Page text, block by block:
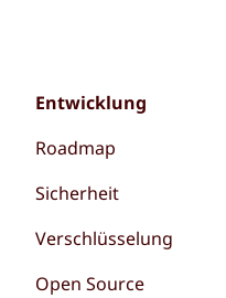
Entwicklung
Roadmap
Sicherheit
Verschlüsselung
Open Source